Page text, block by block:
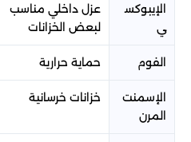
الإيبوكس
ي
عزل داخلي مناسب
لبعض الخزانات
الفوم حماية حرارية
الإسمنت
المرن
خزانات خرسانية